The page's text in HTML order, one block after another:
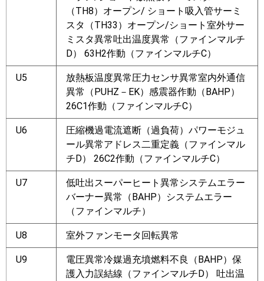
（TH8）オープン/ ショート吸入管サーミ
スタ（TH33）オープン/ショート室外サー
ミスタ異常吐出温度異常（ファインマルチ
D） 63H2作動（ファインマルチC）
U5
放熱板温度異常圧力センサ異常室内外通信
異常（PUHZ－EK）感震器作動（BAHP）
26C1作動（ファインマルチC）
U6
圧縮機過電流遮断（過負荷）パワーモジュ
ール異常アドレス二重定義（ファインマル
チD） 26C2作動（ファインマルチC）
U7
低吐出スーパーヒート異常システムエラー
バーナー異常（BAHP）システムエラー
（ファインマルチ）
U8 室外ファンモータ回転異常
U9
電圧異常冷媒過充墳燃料不良（BAHP）保
護入力誤結線（ファインマルチD） 吐出温